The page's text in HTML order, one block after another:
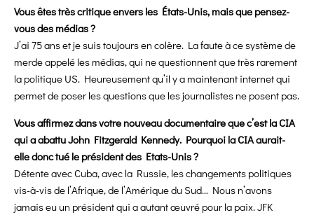
Vous êtes très critique envers les États-Unis, mais que pensez-
vous des médias ?
J’ai 75 ans et je suis toujours en colère. La faute à ce système de
merde appelé les médias, qui ne questionnent que très rarement
la politique US. Heureusement qu’il y a maintenant internet qui
permet de poser les questions que les journalistes ne posent pas.
Vous affirmez dans votre nouveau documentaire que c’est la CIA
qui a abattu John Fitzgerald Kennedy. Pourquoi la CIA aurait-
elle donc tué le président des Etats-Unis ?
Détente avec Cuba, avec la Russie, les changements politiques
vis-à-vis de l’Afrique, de l’Amérique du Sud… Nous n’avons
jamais eu un président qui a autant œuvré pour la paix. JFK